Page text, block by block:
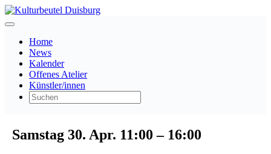
Home
News
Kalender
Offenes Atelier
Künstler/innen
Samstag 30. Apr. 11:00 – 16:00